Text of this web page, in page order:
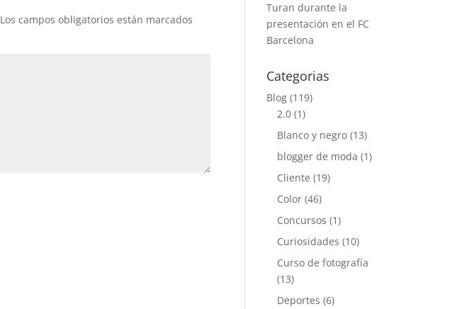
Los campos obligatorios están marcados
Turan durante la
presentación en el FC
Barcelona
Categorias
Blog (119)
2.0 (1)
Blanco y negro (13)
blogger de moda (1)
Cliente (19)
Color (46)
Concursos (1)
Curiosidades (10)
Curso de fotografía
(13)
Deportes (6)